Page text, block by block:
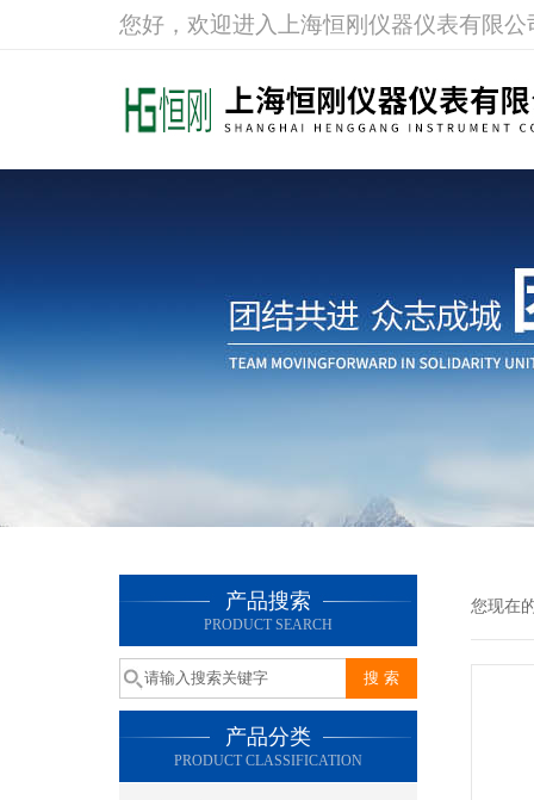
您好，欢迎进入上海恒刚仪器仪表有限公
产品搜索
PRODUCT SEARCH
产品分类
PRODUCT CLASSIFICATION
您现在